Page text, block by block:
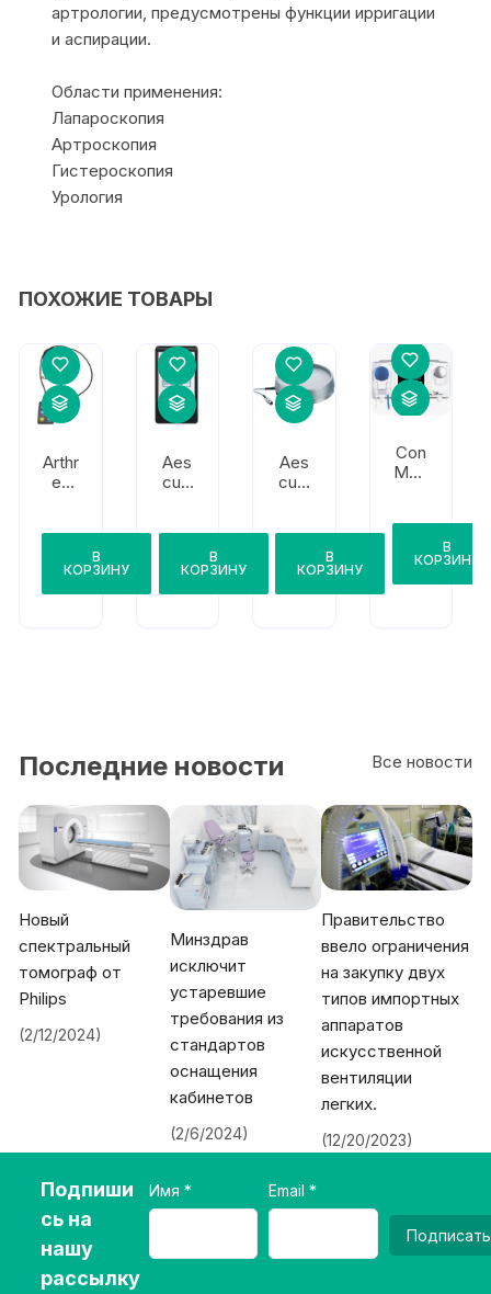
артрологии, предусмотрены функции ирригации
и аспирации.
Области применения:
Лапароскопия
Артроскопия
Гистероскопия
Урология
ПОХОЖИЕ ТОВАРЫ
Arthr
ex
танц
ионн
ого
e III
В
КОРЗИНУ
Aes
cula
дис
танц
ионн
В
КОРЗИНУ
Aes
cula
В
КОРЗИНУ
Con
Med
рос
копи
ческ
В
КОРЗИНУ
Все новости
Последние новости
Новый
спектральный
томограф от
Philips
(2/12/2024)
Минздрав
исключит
устаревшие
требования из
стандартов
оснащения
кабинетов
(2/6/2024)
Правительство
ввело ограничения
на закупку двух
типов импортных
аппаратов
искусственной
вентиляции
легких.
(12/20/2023)
Подпиши
сь на
нашу
рассылку
Имя Email